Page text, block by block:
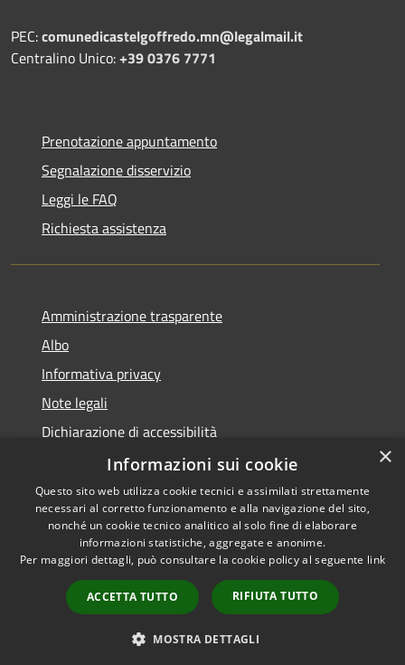
PEC:comunedicastelgoffredo.mn@legalmail.it
Centralino Unico:+39 0376 7771
Prenotazione appuntamento
Segnalazione disservizio
Leggi le FAQ
Richiesta assistenza
Amministrazione trasparente
Albo
Informativa privacy
Note legali
Dichiarazione di accessibilità
Piano di miglioramento
RSS
Accessibilità
Copyright © 2026 • Comune di
Castel Goffredo • Powered by
Municipium•
Accesso
redazione
×
Informazioni sui cookie
Questo sito web utilizza cookie tecnici e assimilati strettamente
necessari al corretto funzionamento e alla navigazione del sito,
nonché un cookie tecnico analitico al solo fine di elaborare
informazioni statistiche, aggregate e anonime.
Per maggiori dettagli, può consultare la cookie policy al seguente link
ACCETTA TUTTO RIFIUTA TUTTO
MOSTRA DETTAGLI